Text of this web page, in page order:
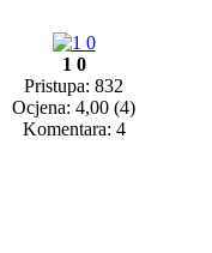
1 0
Pristupa: 832
Ocjena: 4,00 (4)
Komentara: 4